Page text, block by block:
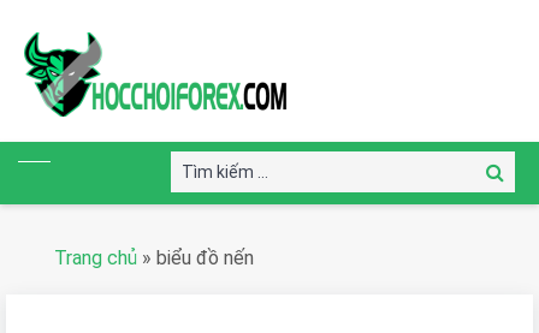
Tìm
kiếm:
Tìm
kiếm
Trang chủ » biểu đồ nến